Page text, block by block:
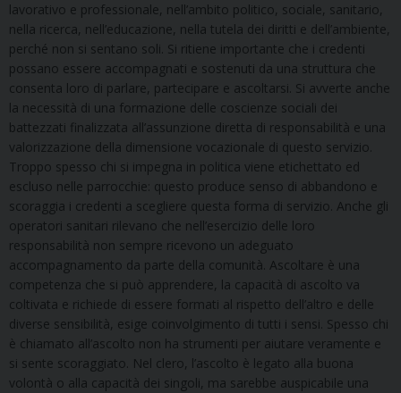
lavorativo e professionale, nell’ambito politico, sociale, sanitario,
nella ricerca, nell’educazione, nella tutela dei diritti e dell’ambiente,
perché non si sentano soli. Si ritiene importante che i credenti
possano essere accompagnati e sostenuti da una struttura che
consenta loro di parlare, partecipare e ascoltarsi. Si avverte anche
la necessità di una formazione delle coscienze sociali dei
battezzati finalizzata all’assunzione diretta di responsabilità e una
valorizzazione della dimensione vocazionale di questo servizio.
Troppo spesso chi si impegna in politica viene etichettato ed
escluso nelle parrocchie: questo produce senso di abbandono e
scoraggia i credenti a scegliere questa forma di servizio. Anche gli
operatori sanitari rilevano che nell’esercizio delle loro
responsabilità non sempre ricevono un adeguato
accompagnamento da parte della comunità. Ascoltare è una
competenza che si può apprendere, la capacità di ascolto va
coltivata e richiede di essere formati al rispetto dell’altro e delle
diverse sensibilità, esige coinvolgimento di tutti i sensi. Spesso chi
è chiamato all’ascolto non ha strumenti per aiutare veramente e
si sente scoraggiato. Nel clero, l’ascolto è legato alla buona
volontà o alla capacità dei singoli, ma sarebbe auspicabile una